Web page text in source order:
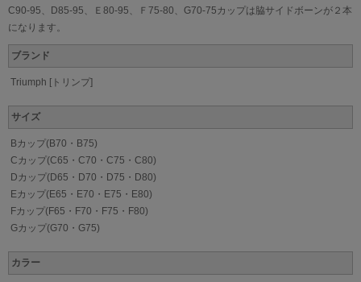
C90-95、D85-95、Ｅ80-95、Ｆ75-80、G70-75カップは脇サイドボーンが２本
になります。
ブランド
Triumph [トリンプ]
サイズ
Bカップ(B70・B75)
Cカップ(C65・C70・C75・C80)
Dカップ(D65・D70・D75・D80)
Eカップ(E65・E70・E75・E80)
Fカップ(F65・F70・F75・F80)
Gカップ(G70・G75)
カラー